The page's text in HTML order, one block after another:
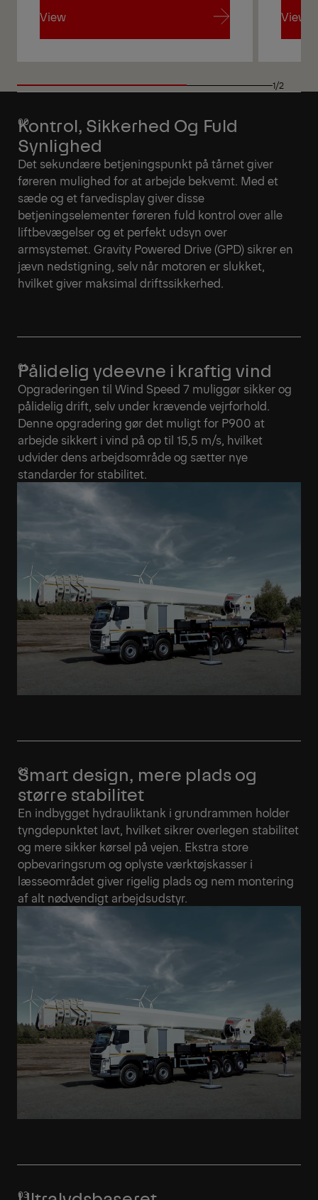
View View
1/2
Kontrol, Sikkerhed Og Fuld
Synlighed
Det sekundære betjeningspunkt på tårnet giver
føreren mulighed for at arbejde bekvemt. Med et
sæde og et farvedisplay giver disse
betjeningselementer føreren fuld kontrol over alle
liftbevægelser og et perfekt udsyn over
armsystemet. Gravity Powered Drive (GPD) sikrer en
jævn nedstigning, selv når motoren er slukket,
hvilket giver maksimal driftssikkerhed.
Pålidelig ydeevne i kraftig vind
Opgraderingen til Wind Speed 7 muliggør sikker og
pålidelig drift, selv under krævende vejrforhold.
Denne opgradering gør det muligt for P900 at
arbejde sikkert i vind på op til 15,5 m/s, hvilket
udvider dens arbejdsområde og sætter nye
standarder for stabilitet.
Smart design, mere plads og
større stabilitet
En indbygget hydrauliktank i grundrammen holder
tyngdepunktet lavt, hvilket sikrer overlegen stabilitet
og mere sikker kørsel på vejen. Ekstra store
opbevaringsrum og oplyste værktøjskasser i
læsseområdet giver rigelig plads og nem montering
af alt nødvendigt arbejdsudstyr.